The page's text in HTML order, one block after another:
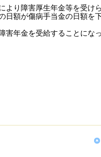
より障害厚生年金等を受け
日額が傷病手当金の日額を
年金を受給することにな